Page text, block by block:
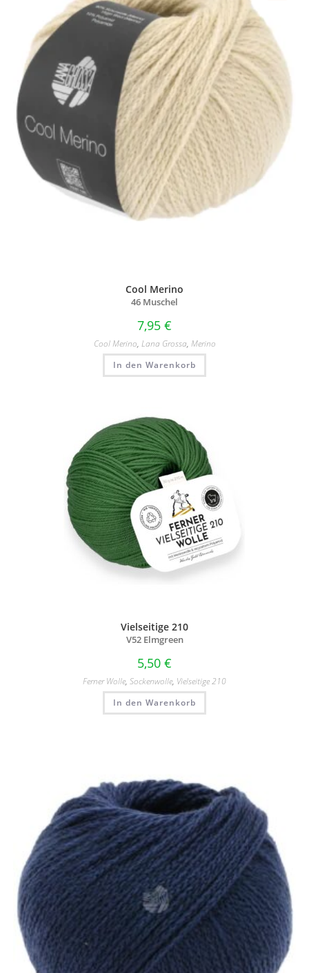
Cool Merino
46 Muschel
7,95 €
Cool Merino, Lana Grossa, Merino
In den Warenkorb
Vielseitige 210
V52 Elmgreen
5,50 €
Ferner Wolle, Sockenwolle, Vielseitige 210
In den Warenkorb